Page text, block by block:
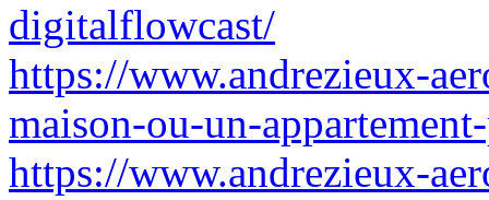
digitalflowcast/
https://www.andrezieux-
maison-ou-un-
https://www.andrezieux-